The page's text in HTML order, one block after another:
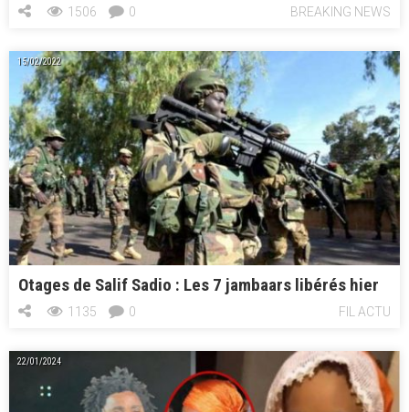
BREAKING NEWS
1506 0
15/02/2022
Otages de Salif Sadio : Les 7 jambaars libérés hier
FIL ACTU
1135 0
22/01/2024